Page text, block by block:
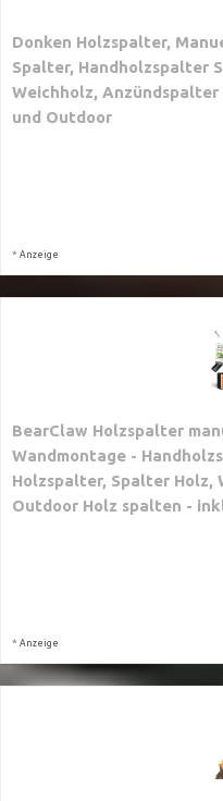
Donken Holzspalter,
Spalter, Handholzspalter
Weichholz,
und Outdoor
* Anzeige
BearClaw Holzspalter
Wandmontage -
Holzspalter, Spalter Holz,
Outdoor Holz spalten -
* Anzeige